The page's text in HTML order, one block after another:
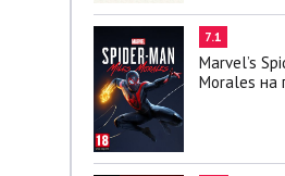
7.1
Marvel’s
Morales на